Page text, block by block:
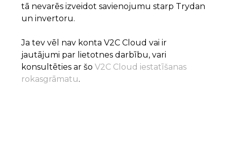
tā nevarēs izveidot savienojumu starp Trydan
un invertoru.
Ja tev vēl nav konta V2C Cloud vai ir
jautājumi par lietotnes darbību, vari
konsultēties ar šo V2C Cloud iestatīšanas
rokasgrāmatu.